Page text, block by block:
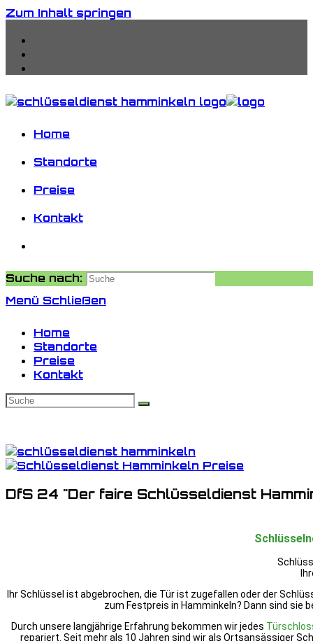
Zum Inhalt springen
Home
Standorte
Preise
Kontakt
Suche nach:
Menü Schließen
Home
Standorte
Preise
Kontakt
DfS 24 "Der faire Schlüsseldienst
Ihr Schlüssel ist abgebrochen, die Tür ist zugefallen oder der
zum Festpreis in Hamminkeln? Dann sind sie
Durch unsere langjährige Erfahrung bekommen wir jedes
repariert. Seit mehr als 10 Jahren sind wir als Ortsansässiger